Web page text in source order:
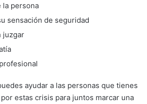
la persona
sensación de seguridad
juzgar
ayudar a las personas que tienes
estas crisis para juntos marcar una